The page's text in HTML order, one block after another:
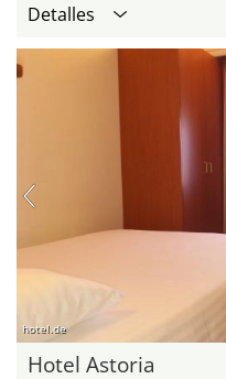
Detalles
hotel.de
Hotel Astoria